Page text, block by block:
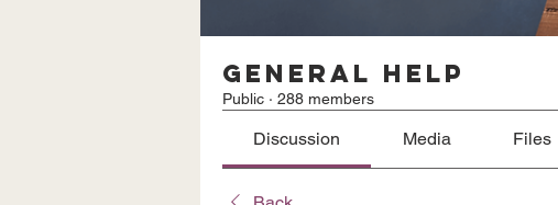
General Help
Public · 288 members
Discussion Media Files